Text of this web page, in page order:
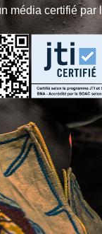
média certifié par